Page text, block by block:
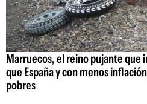
Marruecos, el reino pujante que
que España y con menos
pobres